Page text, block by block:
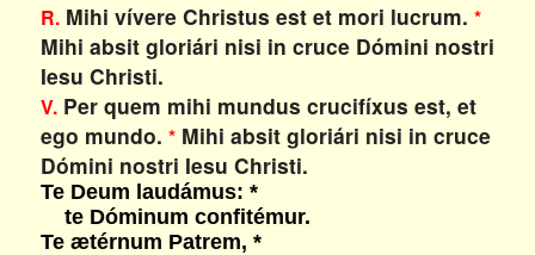
R.Mihi vívere Christus est et mori lucrum. *
Mihi absit gloriári nisi in cruce Dómini nostri
Iesu Christi.
V.Per quem mihi mundus crucifíxus est, et
ego mundo. *Mihi absit gloriári nisi in cruce
Dómini nostri Iesu Christi.
Te Deum laudámus: *
te Dóminum confitémur.
Te ætérnum Patrem, *